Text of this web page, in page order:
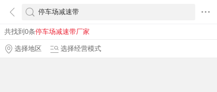
共找到0条停车场减速带厂家
选择地区
选择经营模式